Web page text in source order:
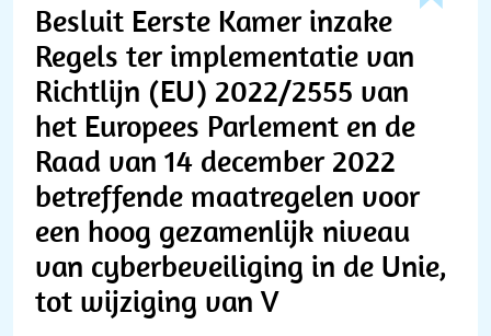
Besluit Eerste Kamer inzake
Regels ter implementatie van
Richtlijn (EU) 2022/2555 van
het Europees Parlement en de
Raad van 14 december 2022
betreffende maatregelen voor
een hoog gezamenlijk niveau
van cyberbeveiliging in de Unie,
tot wijziging van V